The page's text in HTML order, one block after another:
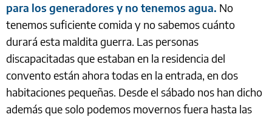
para los generadores y no tenemos agua. No
tenemos suficiente comida y no sabemos cuánto
durará esta maldita guerra. Las personas
discapacitadas que estaban en la residencia del
convento están ahora todas en la entrada, en dos
habitaciones pequeñas. Desde el sábado nos han dicho
además que solo podemos movernos fuera hasta las